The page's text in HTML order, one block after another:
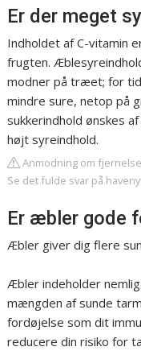
Er der meget
Indholdet af C-vitamin
frugten.
modner på træet; for
mindre sure, netop på
sukkerindhold ønskes
højt syreindhold.
Anmodning om fjernelse
Se det fulde svar på
Er æbler gode
Æbler giver dig flere
Æbler indeholder
mængden af sunde
fordøjelse som dit
reducere din risiko for